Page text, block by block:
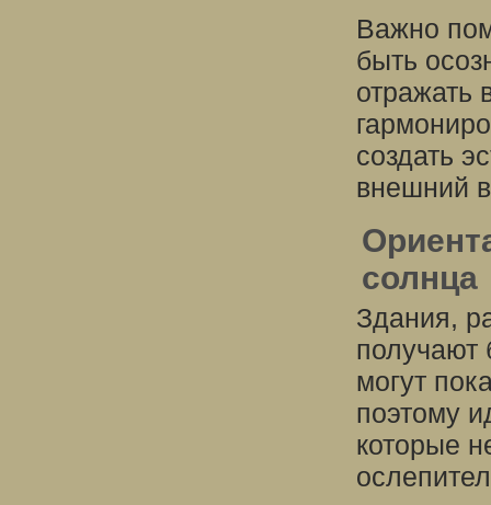
Важно
быть
отражать
создать
внешний
солнца
Здания,
получают
могут
поэтому
которые